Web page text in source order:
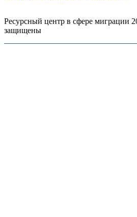
Ресурсный центр в сфере миграции
защищены